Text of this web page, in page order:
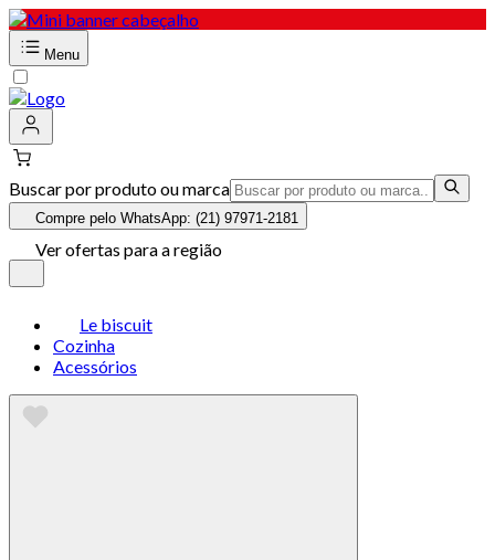
Menu
Buscar por produto ou marca
Compre pelo WhatsApp: (21) 97971-2181
Ver ofertas para a região
Le biscuit
Cozinha
Acessórios